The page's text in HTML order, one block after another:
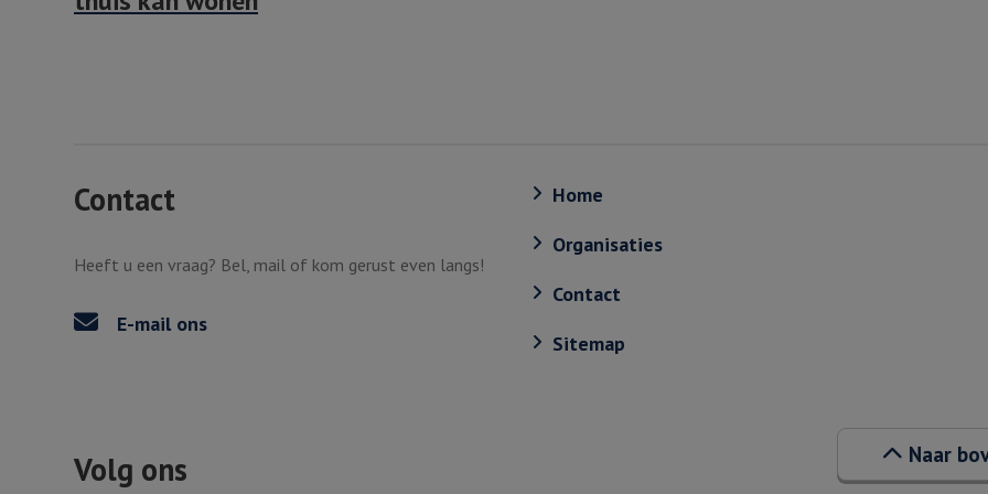
Contact
Heeft u een vraag? Bel, mail of kom gerust even langs!
E-mail ons
Home
Organisaties
Contact
Sitemap
Volg ons Naar